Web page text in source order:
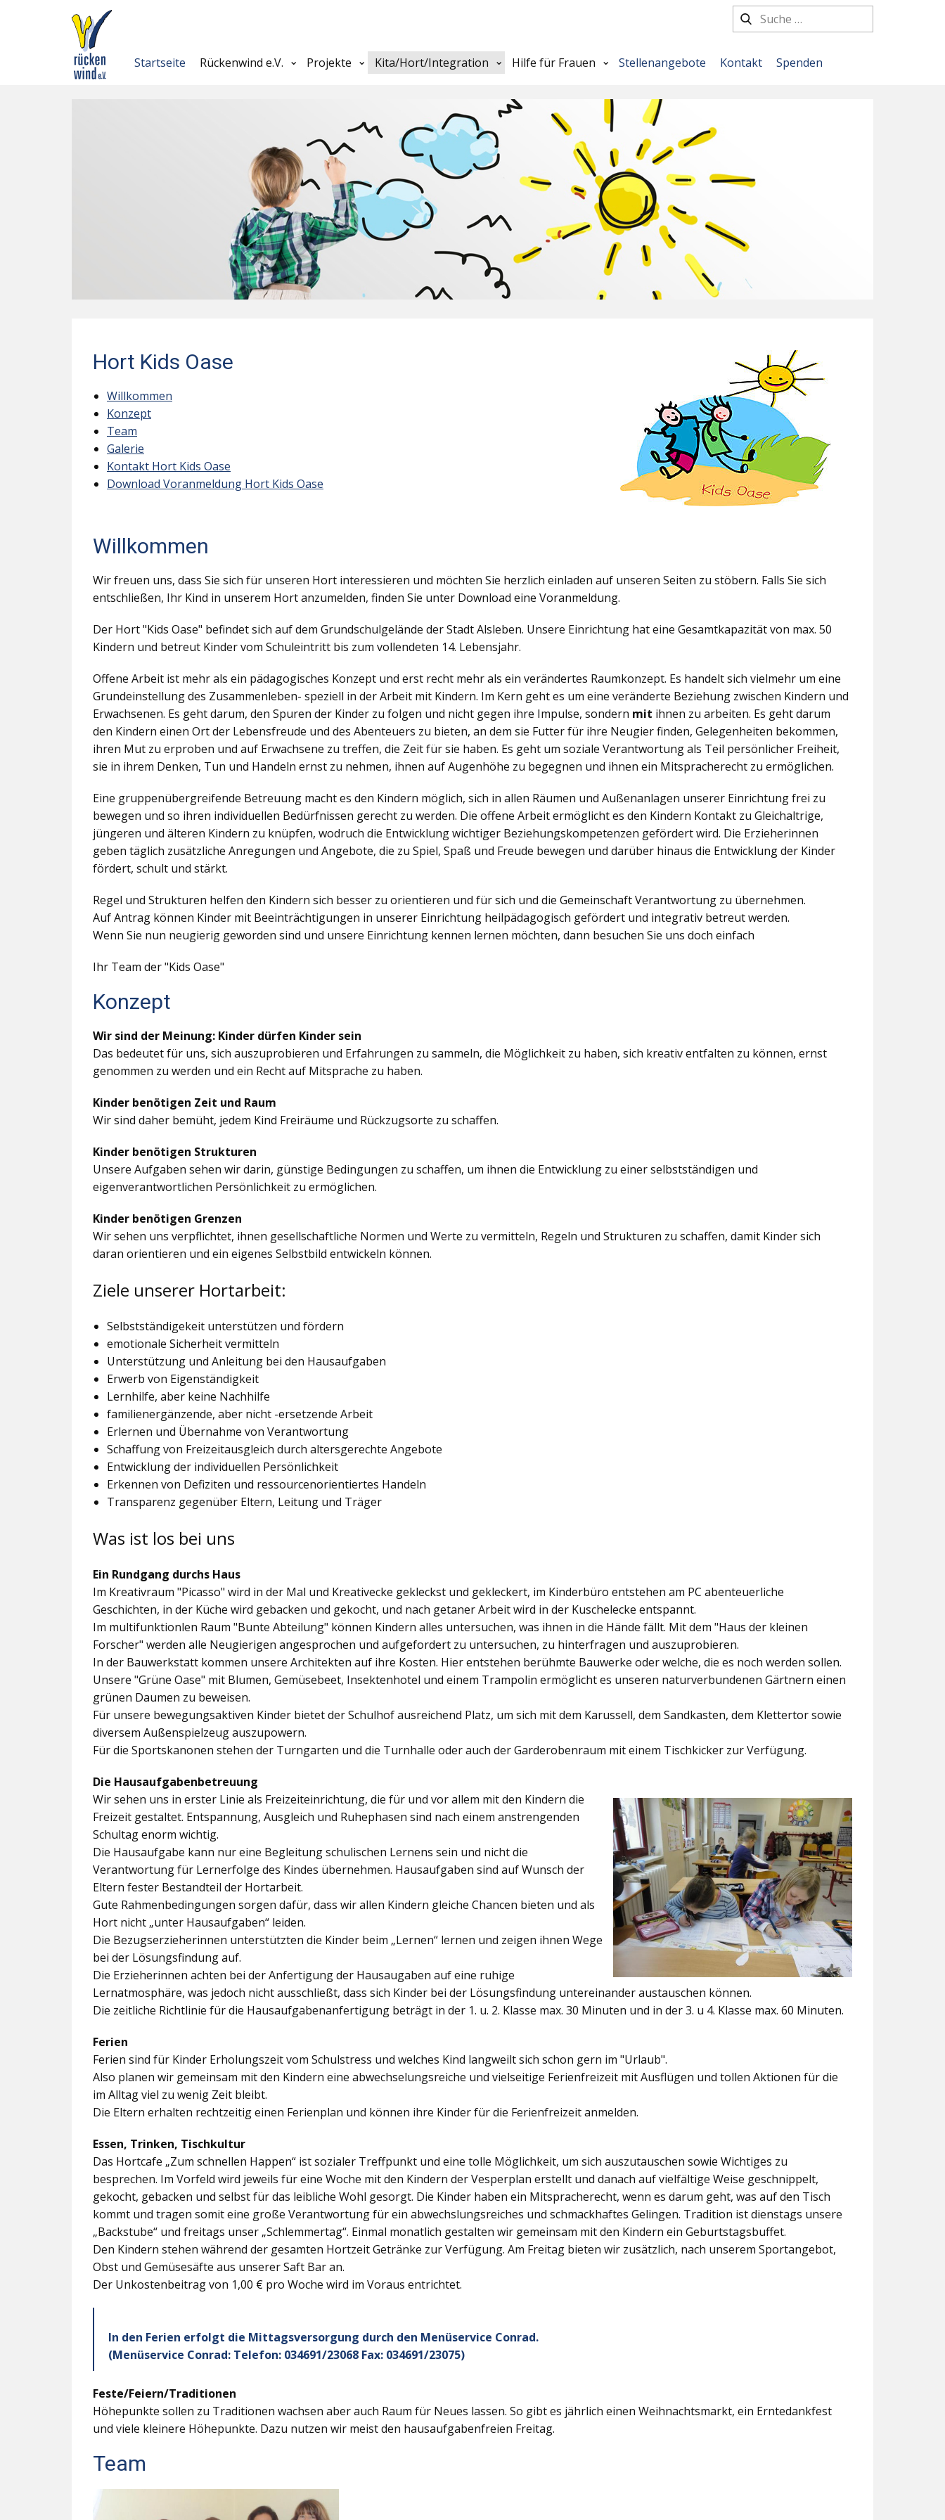
Startseite Rückenwind e.V. Projekte Kita/Hort/Integration Hilfe für Frauen Stellenangebote Kontakt Spenden
Hort Kids Oase
Willkommen
Konzept
Team
Galerie
Kontakt Hort Kids Oase
Download Voranmeldung Hort Kids Oase
Willkommen
Wir freuen uns, dass Sie sich für unseren Hort interessieren und möchten Sie herzlich einladen auf unseren Seiten zu stöbern. Falls Sie sich
entschließen, Ihr Kind in unserem Hort anzumelden, finden Sie unter Download eine Voranmeldung.
Der Hort "Kids Oase" befindet sich auf dem Grundschulgelände der Stadt Alsleben. Unsere Einrichtung hat eine Gesamtkapazität von max. 50
Kindern und betreut Kinder vom Schuleintritt bis zum vollendeten 14. Lebensjahr.
Offene Arbeit ist mehr als ein pädagogisches Konzept und erst recht mehr als ein verändertes Raumkonzept. Es handelt sich vielmehr um eine
Grundeinstellung des Zusammenleben- speziell in der Arbeit mit Kindern. Im Kern geht es um eine veränderte Beziehung zwischen Kindern und
Erwachsenen. Es geht darum, den Spuren der Kinder zu folgen und nicht gegen ihre Impulse, sondern mit ihnen zu arbeiten. Es geht darum
den Kindern einen Ort der Lebensfreude und des Abenteuers zu bieten, an dem sie Futter für ihre Neugier finden, Gelegenheiten bekommen,
ihren Mut zu erproben und auf Erwachsene zu treffen, die Zeit für sie haben. Es geht um soziale Verantwortung als Teil persönlicher Freiheit,
sie in ihrem Denken, Tun und Handeln ernst zu nehmen, ihnen auf Augenhöhe zu begegnen und ihnen ein Mitspracherecht zu ermöglichen.
Eine gruppenübergreifende Betreuung macht es den Kindern möglich, sich in allen Räumen und Außenanlagen unserer Einrichtung frei zu
bewegen und so ihren individuellen Bedürfnissen gerecht zu werden. Die offene Arbeit ermöglicht es den Kindern Kontakt zu Gleichaltrige,
jüngeren und älteren Kindern zu knüpfen, wodruch die Entwicklung wichtiger Beziehungskompetenzen gefördert wird. Die Erzieherinnen
geben täglich zusätzliche Anregungen und Angebote, die zu Spiel, Spaß und Freude bewegen und darüber hinaus die Entwicklung der Kinder
fördert, schult und stärkt.
Regel und Strukturen helfen den Kindern sich besser zu orientieren und für sich und die Gemeinschaft Verantwortung zu übernehmen.
Auf Antrag können Kinder mit Beeinträchtigungen in unserer Einrichtung heilpädagogisch gefördert und integrativ betreut werden.
Wenn Sie nun neugierig geworden sind und unsere Einrichtung kennen lernen möchten, dann besuchen Sie uns doch einfach
Ihr Team der "Kids Oase"
Konzept
Wir sind der Meinung: Kinder dürfen Kinder sein
Das bedeutet für uns, sich auszuprobieren und Erfahrungen zu sammeln, die Möglichkeit zu haben, sich kreativ entfalten zu können, ernst
genommen zu werden und ein Recht auf Mitsprache zu haben.
Kinder benötigen Zeit und Raum
Wir sind daher bemüht, jedem Kind Freiräume und Rückzugsorte zu schaffen.
Kinder benötigen Strukturen
Unsere Aufgaben sehen wir darin, günstige Bedingungen zu schaffen, um ihnen die Entwicklung zu einer selbstständigen und
eigenverantwortlichen Persönlichkeit zu ermöglichen.
Kinder benötigen Grenzen
Wir sehen uns verpflichtet, ihnen gesellschaftliche Normen und Werte zu vermitteln, Regeln und Strukturen zu schaffen, damit Kinder sich
daran orientieren und ein eigenes Selbstbild entwickeln können.
Ziele unserer Hortarbeit:
Selbstständigekeit unterstützen und fördern
emotionale Sicherheit vermitteln
Unterstützung und Anleitung bei den Hausaufgaben
Erwerb von Eigenständigkeit
Lernhilfe, aber keine Nachhilfe
familienergänzende, aber nicht -ersetzende Arbeit
Erlernen und Übernahme von Verantwortung
Schaffung von Freizeitausgleich durch altersgerechte Angebote
Entwicklung der individuellen Persönlichkeit
Erkennen von Defiziten und ressourcenorientiertes Handeln
Transparenz gegenüber Eltern, Leitung und Träger
Was ist los bei uns
Ein Rundgang durchs Haus
Im Kreativraum "Picasso" wird in der Mal und Kreativecke gekleckst und gekleckert, im Kinderbüro entstehen am PC abenteuerliche
Geschichten, in der Küche wird gebacken und gekocht, und nach getaner Arbeit wird in der Kuschelecke entspannt.
Im multifunktionlen Raum "Bunte Abteilung" können Kindern alles untersuchen, was ihnen in die Hände fällt. Mit dem "Haus der kleinen
Forscher" werden alle Neugierigen angesprochen und aufgefordert zu untersuchen, zu hinterfragen und auszuprobieren.
In der Bauwerkstatt kommen unsere Architekten auf ihre Kosten. Hier entstehen berühmte Bauwerke oder welche, die es noch werden sollen.
Unsere "Grüne Oase" mit Blumen, Gemüsebeet, Insektenhotel und einem Trampolin ermöglicht es unseren naturverbundenen Gärtnern einen
grünen Daumen zu beweisen.
Für unsere bewegungsaktiven Kinder bietet derSchulhofausreichend Platz, um sich mit dem Karussell, dem Sandkasten, dem Klettertor sowie
diversem Außenspielzeug auszupowern.
Für die Sportskanonen stehen der Turngarten und die Turnhalle oder auch derGarderobenraum mit einem Tischkicker zur Verfügung.
Die Hausaufgabenbetreuung
Wir sehen uns in erster Linie als Freizeiteinrichtung, die für und vor allem mit den Kindern die
Freizeit gestaltet. Entspannung, Ausgleich und Ruhephasen sind nach einem anstrengenden
Schultag enorm wichtig.
Die Hausaufgabe kann nur eine Begleitung schulischen Lernens sein und nicht die
Verantwortung für Lernerfolge des Kindes übernehmen. Hausaufgaben sind auf Wunsch der
Eltern fester Bestandteil der Hortarbeit.
Gute Rahmenbedingungen sorgen dafür, dass wir allen Kindern gleiche Chancen bieten und als
Hort nicht „unter Hausaufgaben“ leiden.
Die Bezugserzieherinnen unterstützten die Kinder beim „Lernen“ lernen und zeigen ihnen Wege
bei der Lösungsfindung auf.
Die Erzieherinnen achten bei der Anfertigung der Hausaugaben auf eine ruhige
Lernatmosphäre, was jedoch nicht ausschließt, dass sich Kinder bei der Lösungsfindung untereinander austauschen können.
Die zeitliche Richtlinie für die Hausaufgabenanfertigung beträgt in der 1. u. 2. Klasse max. 30 Minuten und in der 3. u 4. Klasse max. 60 Minuten.
Ferien
Ferien sind für Kinder Erholungszeit vom Schulstress und welches Kind langweilt sich schon gern im "Urlaub".
Also planen wir gemeinsam mit den Kindern eine abwechselungsreiche und vielseitige Ferienfreizeit mit Ausflügen und tollen Aktionen für die
im Alltag viel zu wenig Zeit bleibt.
Die Eltern erhalten rechtzeitig einen Ferienplan und können ihre Kinder für die Ferienfreizeit anmelden.
Essen, Trinken, Tischkultur
Das Hortcafe „Zum schnellen Happen“ ist sozialer Treffpunkt und eine tolle Möglichkeit, um sich auszutauschen sowie Wichtiges zu
besprechen. Im Vorfeld wird jeweils für eine Woche mit den Kindern der Vesperplan erstellt und danach auf vielfältige Weise geschnippelt,
gekocht, gebacken und selbst für das leibliche Wohl gesorgt. Die Kinder haben ein Mitspracherecht, wenn es darum geht, was auf den Tisch
kommt und tragen somit eine große Verantwortung für ein abwechslungsreiches und schmackhaftes Gelingen. Tradition ist dienstags unsere
„Backstube“ und freitags unser „Schlemmertag“. Einmal monatlich gestalten wir gemeinsam mit den Kindern ein Geburtstagsbuffet.
Den Kindern stehen während der gesamten Hortzeit Getränke zur Verfügung. Am Freitag bieten wir zusätzlich, nach unserem Sportangebot,
Obst und Gemüsesäfte aus unserer Saft Bar an.
Der Unkostenbeitrag von 1,00 € pro Woche wird im Voraus entrichtet.
In den Ferien erfolgt die Mittagsversorgung durch den Menüservice Conrad.
(Menüservice Conrad: Telefon: 034691/23068 Fax: 034691/23075)
Feste/Feiern/Traditionen
Höhepunkte sollen zu Traditionen wachsen aber auch Raum für Neues lassen. So gibt es jährlich einen Weihnachtsmarkt, ein Erntedankfest
und viele kleinere Höhepunkte. Dazu nutzen wir meist den hausaufgabenfreien Freitag.
Team